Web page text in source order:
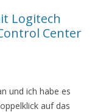
Logitech
Center
und ich habe es
auf das